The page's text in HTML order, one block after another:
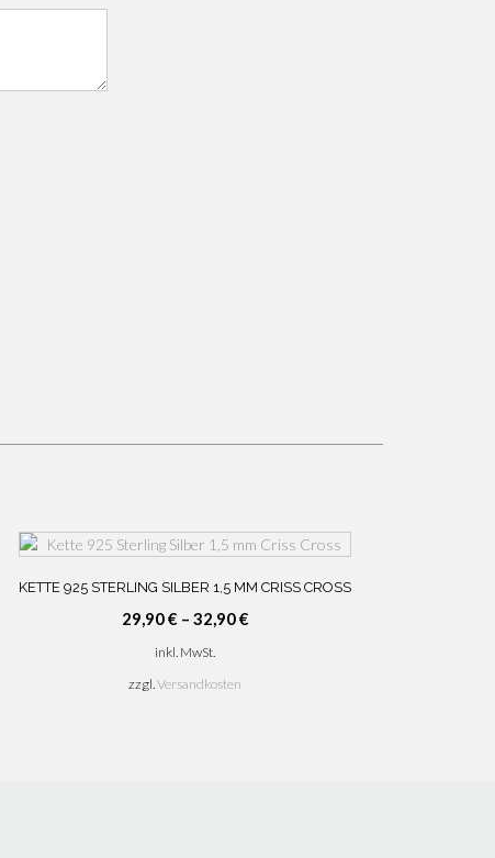
KETTE 925 STERLING SILBER 1,5 MM CRISS CROSS
29,90€ – 32,90€
inkl. MwSt.
zzgl.Versandkosten